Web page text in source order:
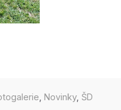
Novinky, ŠD